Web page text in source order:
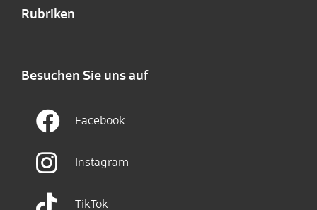
Rubriken
Besuchen Sie uns auf
Facebook
Instagram
TikTok